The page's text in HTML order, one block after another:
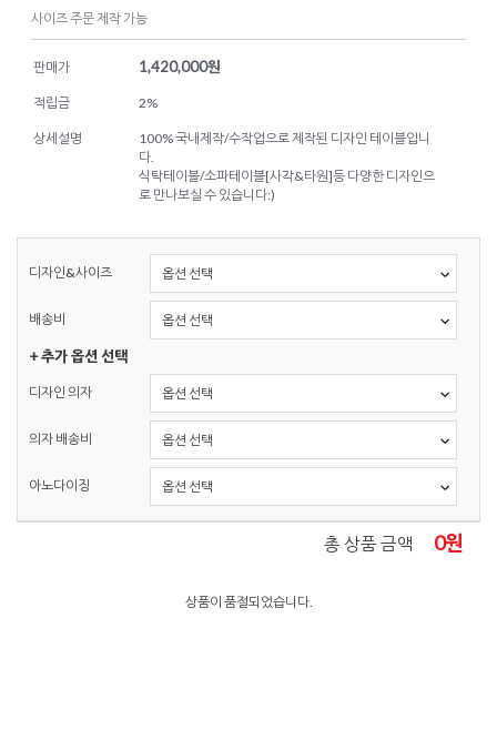
사이즈 주문 제작 가능
판매가 1,420,000원
적립금 2%
상세설명
100% 국내제작/수작업으로 제작된 디자인 테이블입니
다.
식탁테이블/소파테이블[사각&타원]등 다양한 디자인으
로 만나보실 수 있습니다:)
디자인&사이즈
배송비
+ 추가 옵션 선택
디자인 의자
의자 배송비
아노다이징
총 상품 금액 0원
상품이 품절되었습니다.